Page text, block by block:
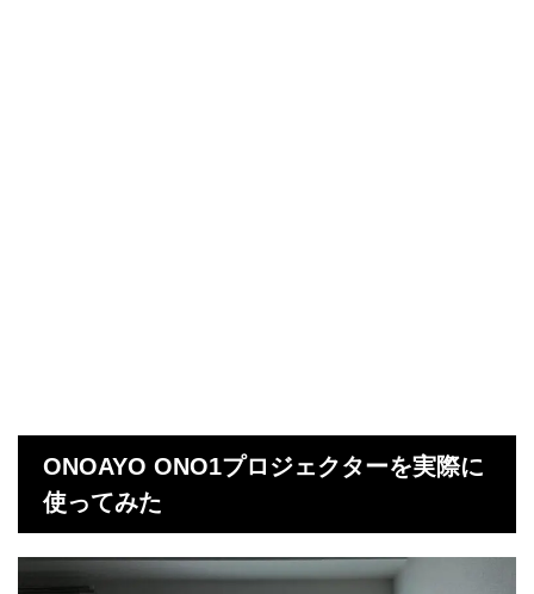
ONOAYO ONO1プロジェクターを実際に
使ってみた